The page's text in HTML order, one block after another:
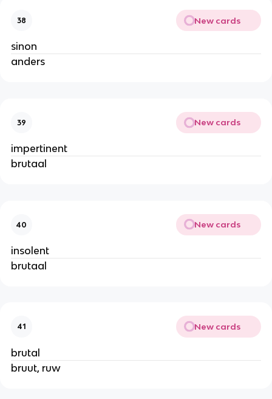
38 New cards
sinon
anders
39 New cards
impertinent
brutaal
40 New cards
insolent
brutaal
41 New cards
brutal
bruut, ruw